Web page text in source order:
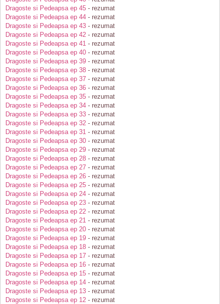
Dragoste si Pedeapsa ep 45 - rezumat
Dragoste si Pedeapsa ep 44 - rezumat
Dragoste si Pedeapsa ep 43 - rezumat
Dragoste si Pedeapsa ep 42 - rezumat
Dragoste si Pedeapsa ep 41 - rezumat
Dragoste si Pedeapsa ep 40 - rezumat
Dragoste si Pedeapsa ep 39 - rezumat
Dragoste si Pedeapsa ep 38 - rezumat
Dragoste si Pedeapsa ep 37 - rezumat
Dragoste si Pedeapsa ep 36 - rezumat
Dragoste si Pedeapsa ep 35 - rezumat
Dragoste si Pedeapsa ep 34 - rezumat
Dragoste si Pedeapsa ep 33 - rezumat
Dragoste si Pedeapsa ep 32 - rezumat
Dragoste si Pedeapsa ep 31 - rezumat
Dragoste si Pedeapsa ep 30 - rezumat
Dragoste si Pedeapsa ep 29 - rezumat
Dragoste si Pedeapsa ep 28 - rezumat
Dragoste si Pedeapsa ep 27 - rezumat
Dragoste si Pedeapsa ep 26 - rezumat
Dragoste si Pedeapsa ep 25 - rezumat
Dragoste si Pedeapsa ep 24 - rezumat
Dragoste si Pedeapsa ep 23 - rezumat
Dragoste si Pedeapsa ep 22 - rezumat
Dragoste si Pedeapsa ep 21 - rezumat
Dragoste si Pedeapsa ep 20 - rezumat
Dragoste si Pedeapsa ep 19 - rezumat
Dragoste si Pedeapsa ep 18 - rezumat
Dragoste si Pedeapsa ep 17 - rezumat
Dragoste si Pedeapsa ep 16 - rezumat
Dragoste si Pedeapsa ep 15 - rezumat
Dragoste si Pedeapsa ep 14 - rezumat
Dragoste si Pedeapsa ep 13 - rezumat
Dragoste si Pedeapsa ep 12 - rezumat